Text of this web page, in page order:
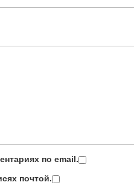
по email.
почтой.